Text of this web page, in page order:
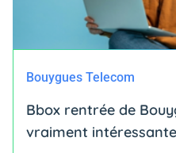
Bouygues Telecom
Bbox rentrée de
vraiment